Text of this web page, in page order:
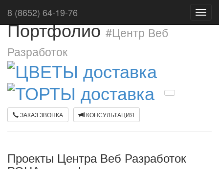
8 (8652) 64-19-76
Портфолио#Центр Веб
Разработок
ЗАКАЗ ЗВОНКА КОНСУЛЬТАЦИЯ
Проекты Центра Веб Разработок